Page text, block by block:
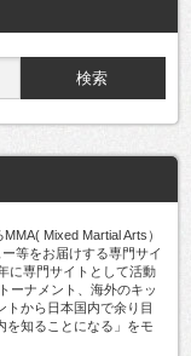
Mixed Martial Arts）
等をお届けする専門サイ
に専門サイトとして活動
ーナメント、海外のキッ
から日本国内で余り目
を知ることになる」をモ